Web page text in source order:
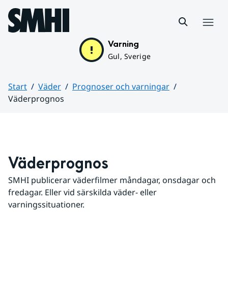
Hoppa till sidans innehåll
Varning
Gul, Sverige
Start Väder
Prognoser och varningar
Väderprognos
Väderprognos
SMHI publicerar väderfilmer måndagar, onsdagar och
fredagar. Eller vid särskilda väder- eller
varningssituationer.